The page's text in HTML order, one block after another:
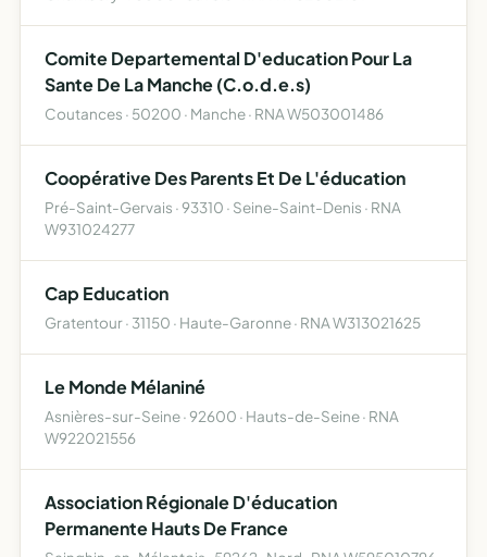
Comite Departemental D'education Pour La
Sante De La Manche (C.o.d.e.s)
Coutances · 50200 · Manche · RNA W503001486
Coopérative Des Parents Et De L'éducation
Pré-Saint-Gervais · 93310 · Seine-Saint-Denis · RNA
W931024277
Cap Education
Gratentour · 31150 · Haute-Garonne · RNA W313021625
Le Monde Mélaniné
Asnières-sur-Seine · 92600 · Hauts-de-Seine · RNA
W922021556
Association Régionale D'éducation
Permanente Hauts De France